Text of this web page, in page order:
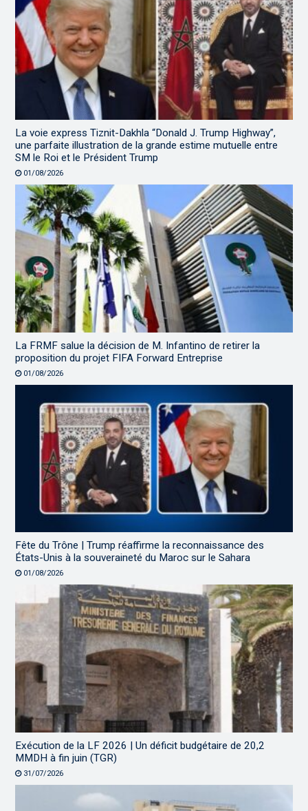
La voie express Tiznit-Dakhla “Donald J. Trump Highway”,
une parfaite illustration de la grande estime mutuelle entre
SM le Roi et le Président Trump
01/08/2026
La FRMF salue la décision de M. Infantino de retirer la
proposition du projet FIFA Forward Entreprise
01/08/2026
Fête du Trône | Trump réaffirme la reconnaissance des
États-Unis à la souveraineté du Maroc sur le Sahara
01/08/2026
Exécution de la LF 2026 | Un déficit budgétaire de 20,2
MMDH à fin juin (TGR)
31/07/2026